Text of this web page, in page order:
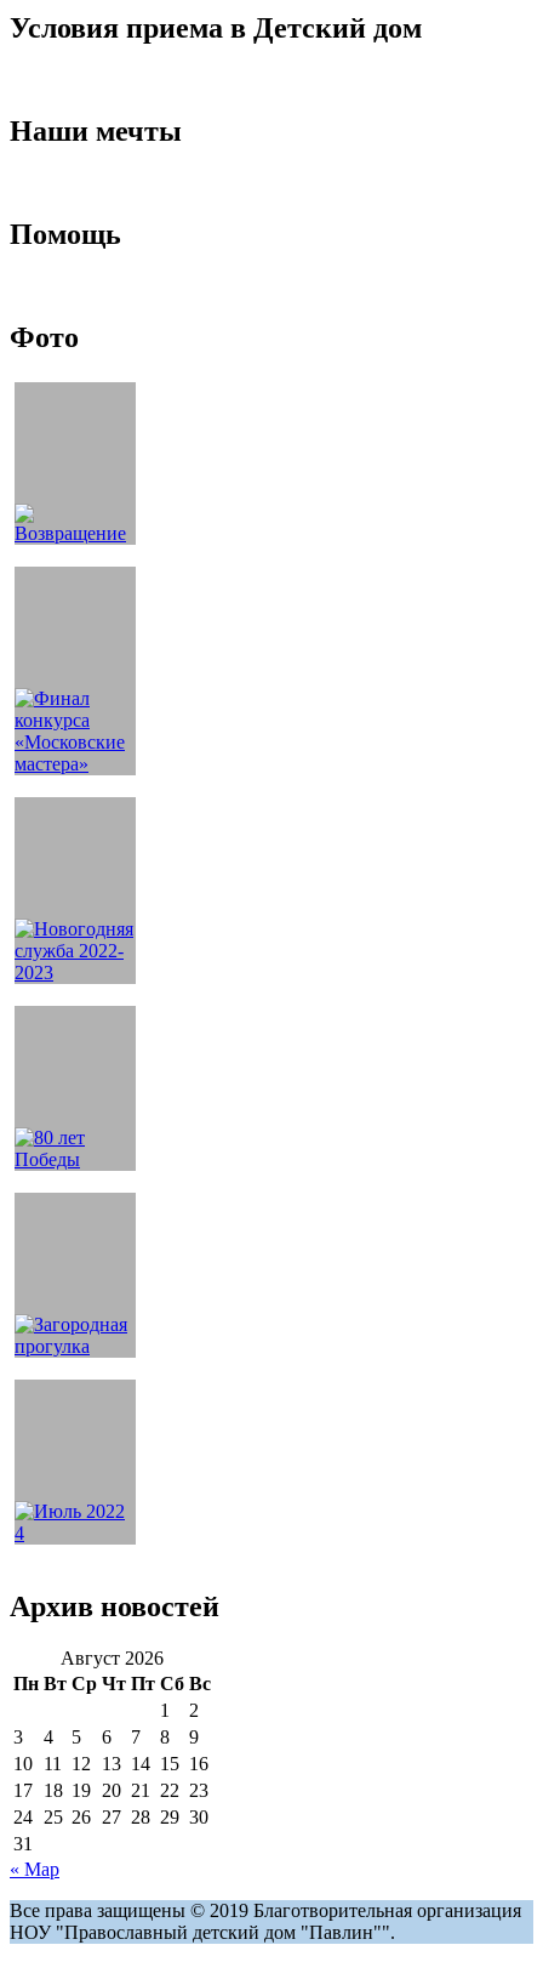
Условия приема в Детский дом
Наши мечты
Помощь
Фото
Архив новостей
Август 2026
Пн Вт Ср Чт Пт Сб Вс
1
2
3
4 5 6 7 8
9
10 11 12 13 14 15 16
17 18 19 20 21 22 23
24 25 26 27 28 29 30
31
« Мар
Все права защищены © 2019 Благотворительная организация
НОУ "Православный детский дом "Павлин"".